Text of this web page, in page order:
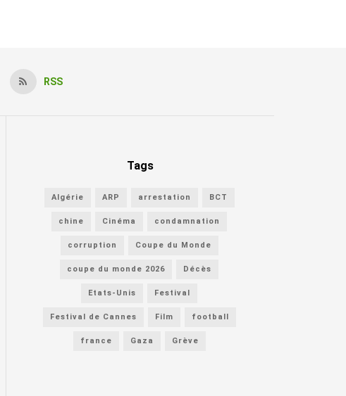
RSS
Tags
Algérie ARP arrestation BCT
chine Cinéma condamnation
corruption Coupe du Monde
coupe du monde 2026 Décès
Etats-Unis Festival
Festival de Cannes Film football
france Gaza Grève